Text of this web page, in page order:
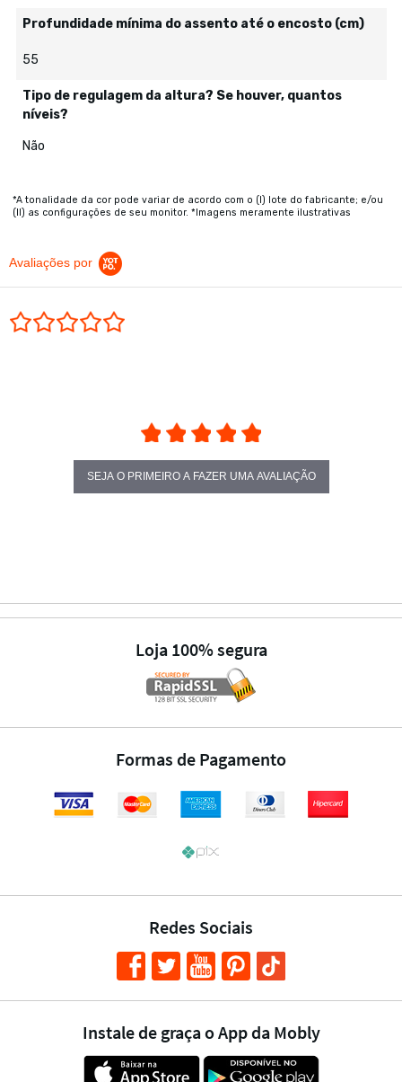
Profundidade mínima do assento até o encosto (cm)
55
Tipo de regulagem da altura? Se houver, quantos
níveis?
Não
*A tonalidade da cor pode variar de acordo com o (I) lote do fabricante; e/ou
(II) as configurações de seu monitor. *Imagens meramente ilustrativas
Avaliações por
SEJA O PRIMEIRO A FAZER UMA AVALIAÇÃO